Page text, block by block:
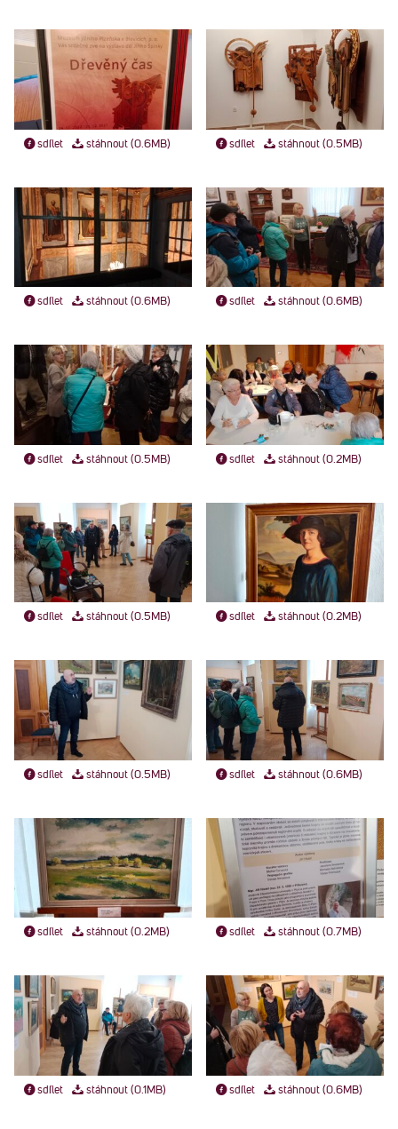
sdílet stáhnout (0.6MB) sdílet stáhnout (0.5MB)
sdílet stáhnout (0.6MB) sdílet stáhnout (0.6MB)
sdílet stáhnout (0.5MB) sdílet stáhnout (0.2MB)
sdílet stáhnout (0.5MB) sdílet stáhnout (0.2MB)
sdílet stáhnout (0.5MB) sdílet stáhnout (0.6MB)
sdílet stáhnout (0.2MB) sdílet stáhnout (0.7MB)
sdílet stáhnout (0.1MB) sdílet stáhnout (0.6MB)